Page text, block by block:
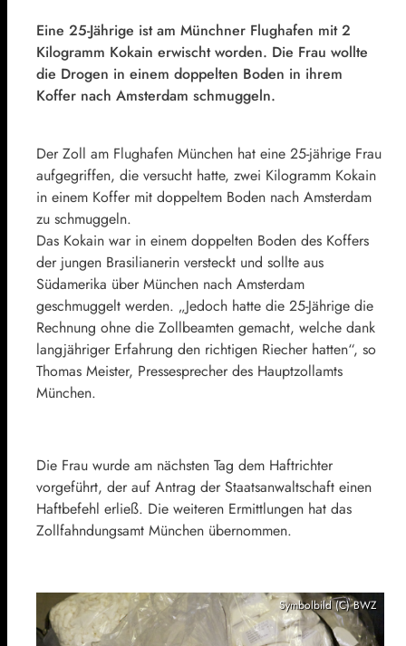
Eine 25-Jährige ist am Münchner Flughafen mit 2
Kilogramm Kokain erwischt worden. Die Frau wollte
die Drogen in einem doppelten Boden in ihrem
Koffer nach Amsterdam schmuggeln.
Der Zoll am Flughafen München hat eine 25-jährige Frau
aufgegriffen, die versucht hatte, zwei Kilogramm Kokain
in einem Koffer mit doppeltem Boden nach Amsterdam
zu schmuggeln.
Das Kokain war in einem doppelten Boden des Koffers
der jungen Brasilianerin versteckt und sollte aus
Südamerika über München nach Amsterdam
geschmuggelt werden. „Jedoch hatte die 25-Jährige die
Rechnung ohne die Zollbeamten gemacht, welche dank
langjähriger Erfahrung den richtigen Riecher hatten“, so
Thomas Meister, Pressesprecher des Hauptzollamts
München.
Die Frau wurde am nächsten Tag dem Haftrichter
vorgeführt, der auf Antrag der Staatsanwaltschaft einen
Haftbefehl erließ. Die weiteren Ermittlungen hat das
Zollfahndungsamt München übernommen.
Symbolbild (C) BWZ